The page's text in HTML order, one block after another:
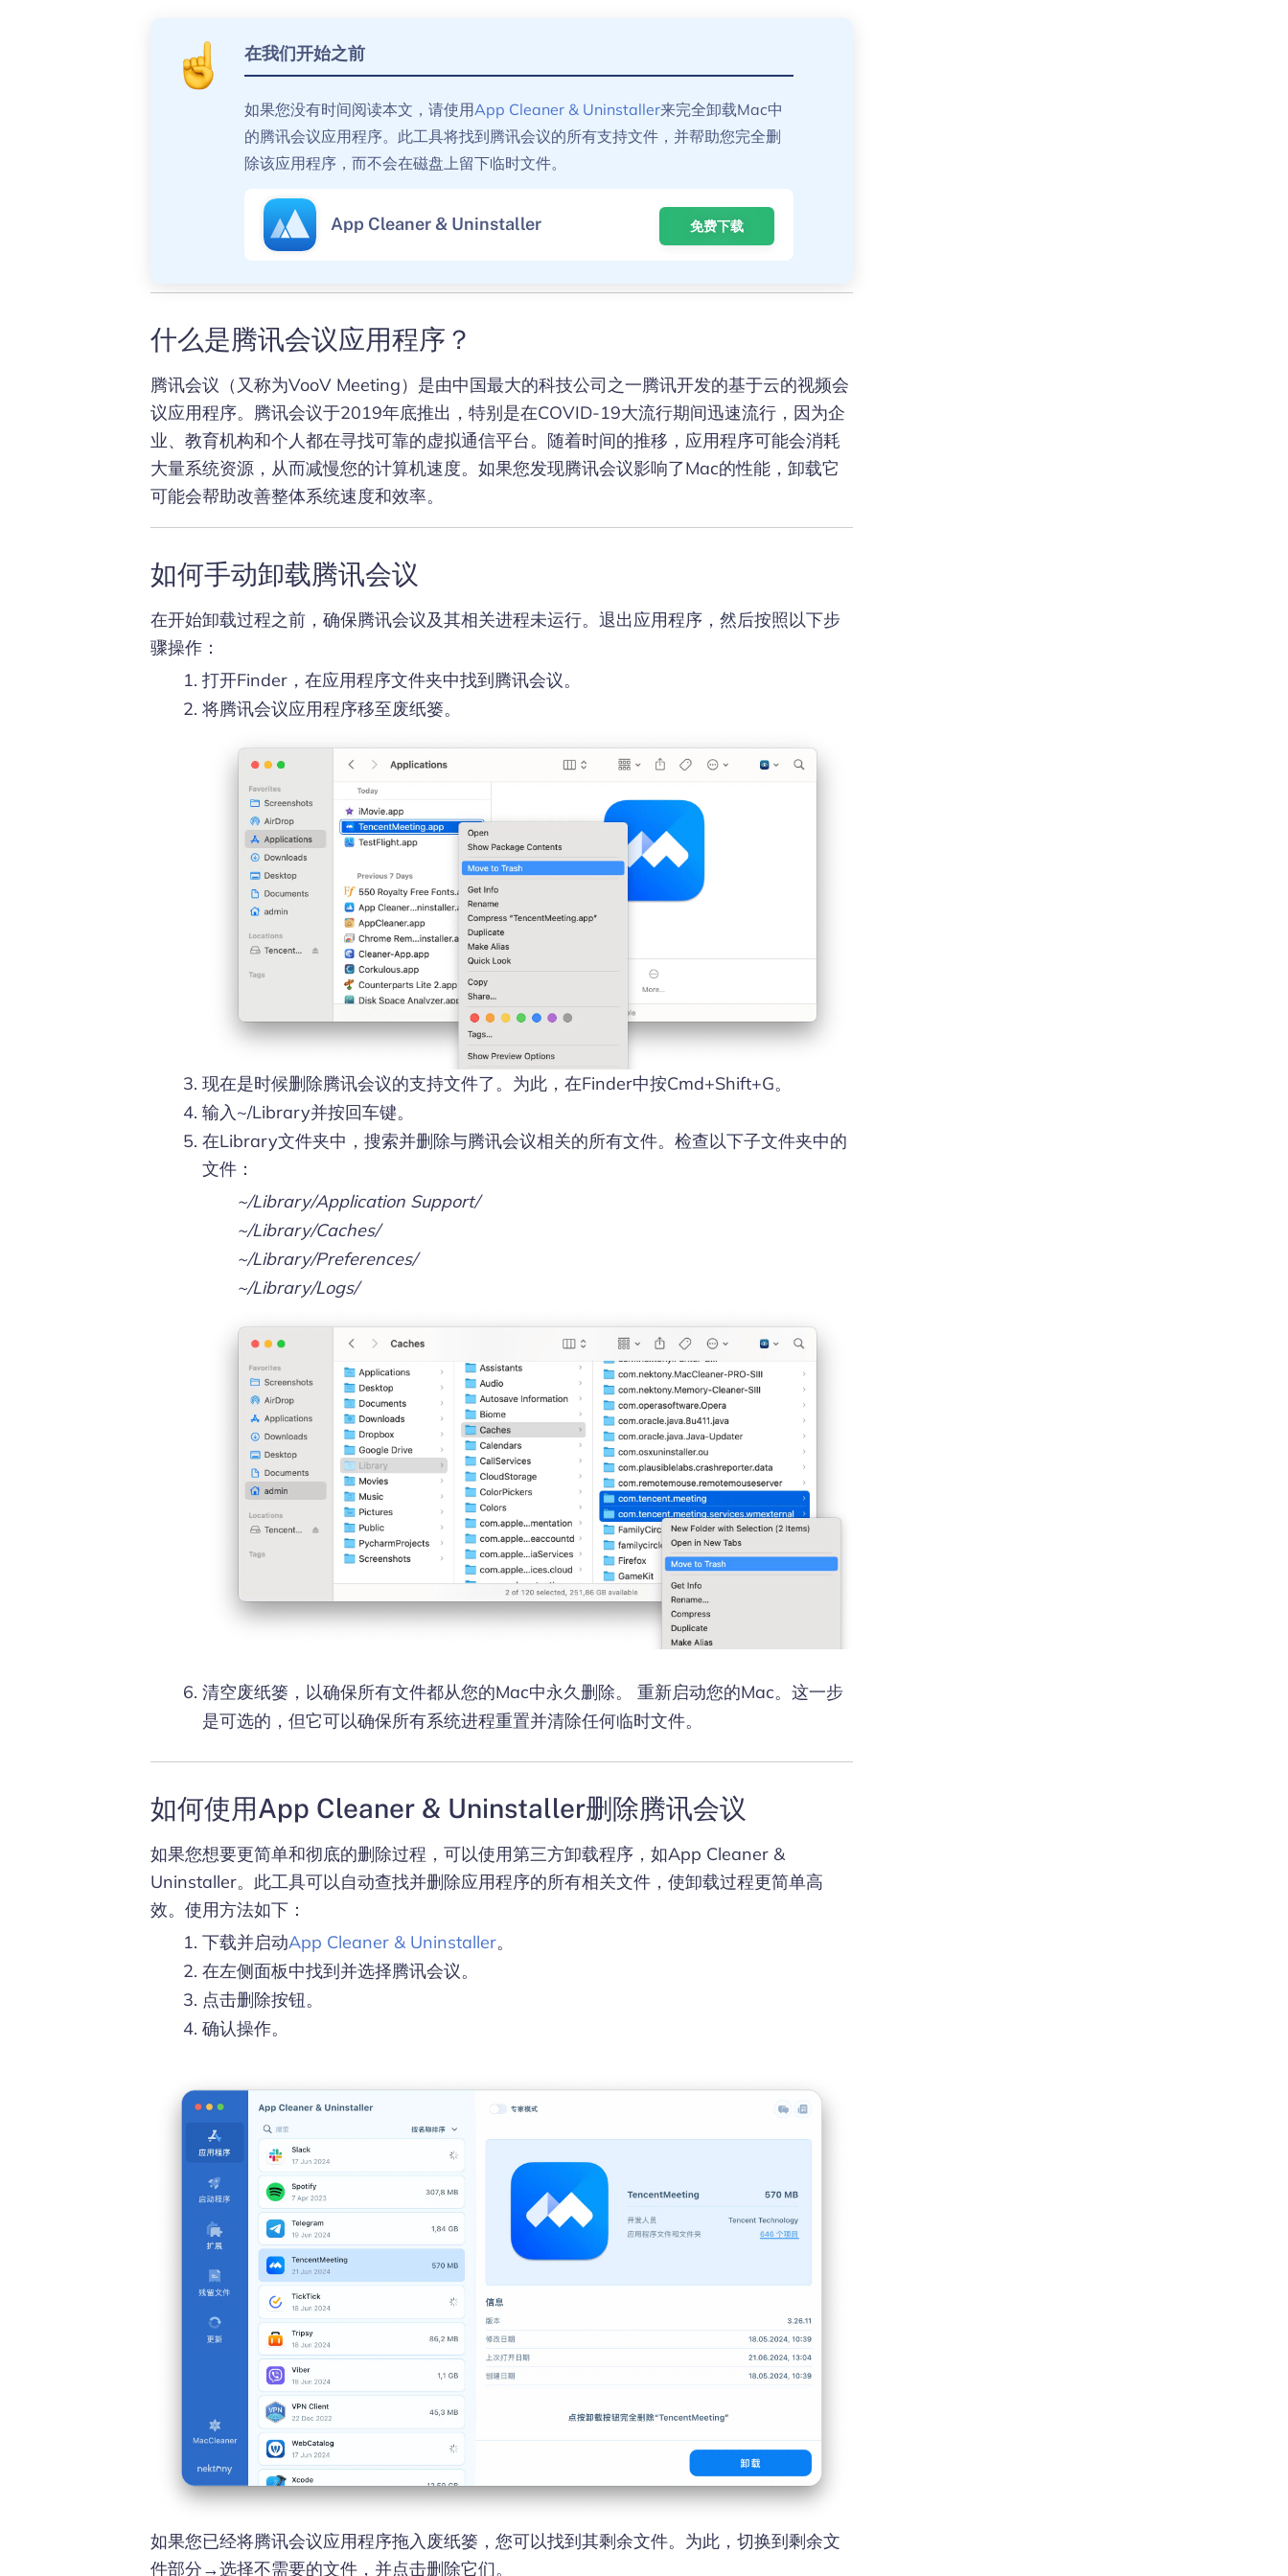
在我们开始之前
如果您没有时间阅读本文，请使用App Cleaner & Uninstaller来完全卸载Mac中
的腾讯会议应用程序。此工具将找到腾讯会议的所有支持文件，并帮助您完全删
除该应用程序，而不会在磁盘上留下临时文件。
App Cleaner & Uninstaller 免费下载
什么是腾讯会议应用程序？
腾讯会议（又称为VooV Meeting）是由中国最大的科技公司之一腾讯开发的基于云的视频会
议应用程序。腾讯会议于2019年底推出，特别是在COVID-19大流行期间迅速流行，因为企
业、教育机构和个人都在寻找可靠的虚拟通信平台。随着时间的推移，应用程序可能会消耗
大量系统资源，从而减慢您的计算机速度。如果您发现腾讯会议影响了Mac的性能，卸载它
可能会帮助改善整体系统速度和效率。
如何手动卸载腾讯会议
在开始卸载过程之前，确保腾讯会议及其相关进程未运行。退出应用程序，然后按照以下步
骤操作：
打开Finder，在应用程序文件夹中找到腾讯会议。
将腾讯会议应用程序移至废纸篓。
现在是时候删除腾讯会议的支持文件了。为此，在Finder中按Cmd+Shift+G。
输入~/Library并按回车键。
在Library文件夹中，搜索并删除与腾讯会议相关的所有文件。检查以下子文件夹中的
文件：
~/Library/Application Support/
~/Library/Caches/
~/Library/Preferences/
~/Library/Logs/
清空废纸篓，以确保所有文件都从您的Mac中永久删除。 重新启动您的Mac。这一步
是可选的，但它可以确保所有系统进程重置并清除任何临时文件。
如何使用App Cleaner & Uninstaller删除腾讯会议
如果您想要更简单和彻底的删除过程，可以使用第三方卸载程序，如App Cleaner &
Uninstaller。此工具可以自动查找并删除应用程序的所有相关文件，使卸载过程更简单高
效。使用方法如下：
下载并启动App Cleaner & Uninstaller。
在左侧面板中找到并选择腾讯会议。
点击删除按钮。
确认操作。
如果您已经将腾讯会议应用程序拖入废纸篓，您可以找到其剩余文件。为此，切换到剩余文
件部分→选择不需要的文件，并点击删除它们。